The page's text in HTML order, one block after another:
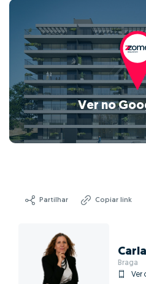
Ver no
Partilhar Copiar link
Braga
Ver